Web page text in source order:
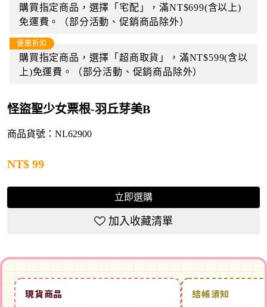
購買指定商品，選擇「宅配」，滿NT$699(含以上)
免運費。（部分活動、促銷商品除外）
優惠折扣
購買指定商品，選擇「超商取貨」，滿NT$599(含以
上)免運費。（部分活動、促銷商品除外）
怪盜聖少女票根-羽丘芽美B
商品貨號：NL62900
NT$ 99
立即選購
加入收藏清單
現貨商品 結帳須知